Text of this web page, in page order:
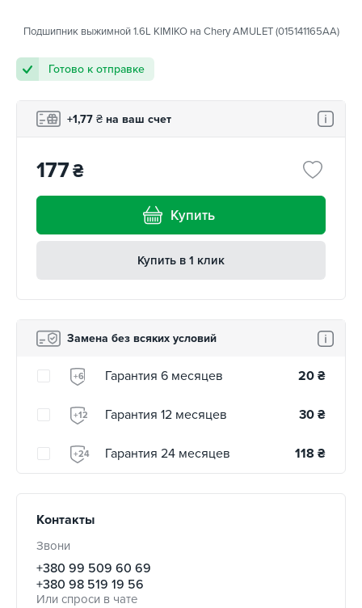
Подшипник выжимной 1.6L KIMIKO на Chery AMULET (015141165AA)
Готово к отправке
+1,77 ₴ на ваш счет
177₴
Купить
Купить в 1 клик
Замена без всяких условий
+6 Гарантия 6 месяцев 20 ₴
+12 Гарантия 12 месяцев 30 ₴
+24 Гарантия 24 месяцев 118 ₴
Контакты
Звони
+380 99 509 60 69
+380 98 519 19 56
Или спроси в чате